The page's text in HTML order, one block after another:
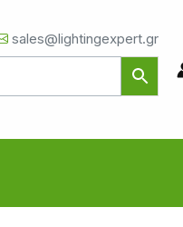
sales@lightingexpert.gr